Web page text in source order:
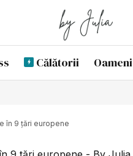
Călătorii Oameni
în 9 țări europene